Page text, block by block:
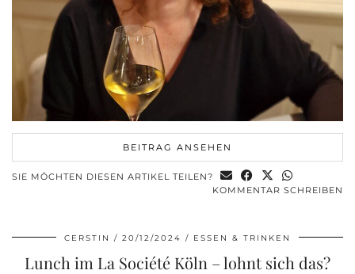
BEITRAG ANSEHEN
SIE MÖCHTEN DIESEN ARTIKEL TEILEN?
KOMMENTAR SCHREIBEN
CERSTIN 20/12/2024 ESSEN & TRINKEN
Lunch im La Société Köln – lohnt sich das?